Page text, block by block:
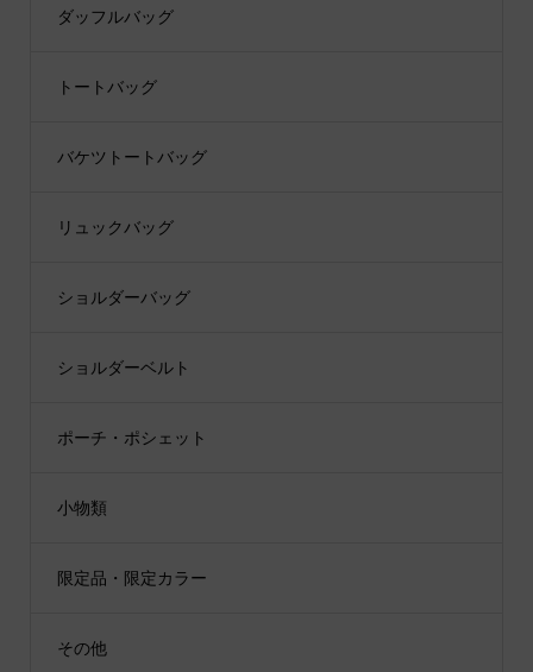
ダッフルバッグ
トートバッグ
バケツトートバッグ
リュックバッグ
ショルダーバッグ
ショルダーベルト
ポーチ・ポシェット
小物類
限定品・限定カラー
その他